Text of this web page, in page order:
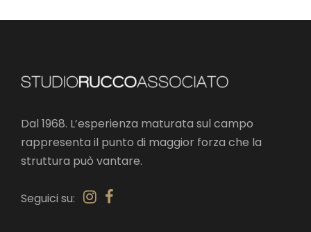
Dal 1968. L’esperienza maturata sul campo
rappresenta il punto di maggior forza che la
struttura può vantare.
Seguici su: